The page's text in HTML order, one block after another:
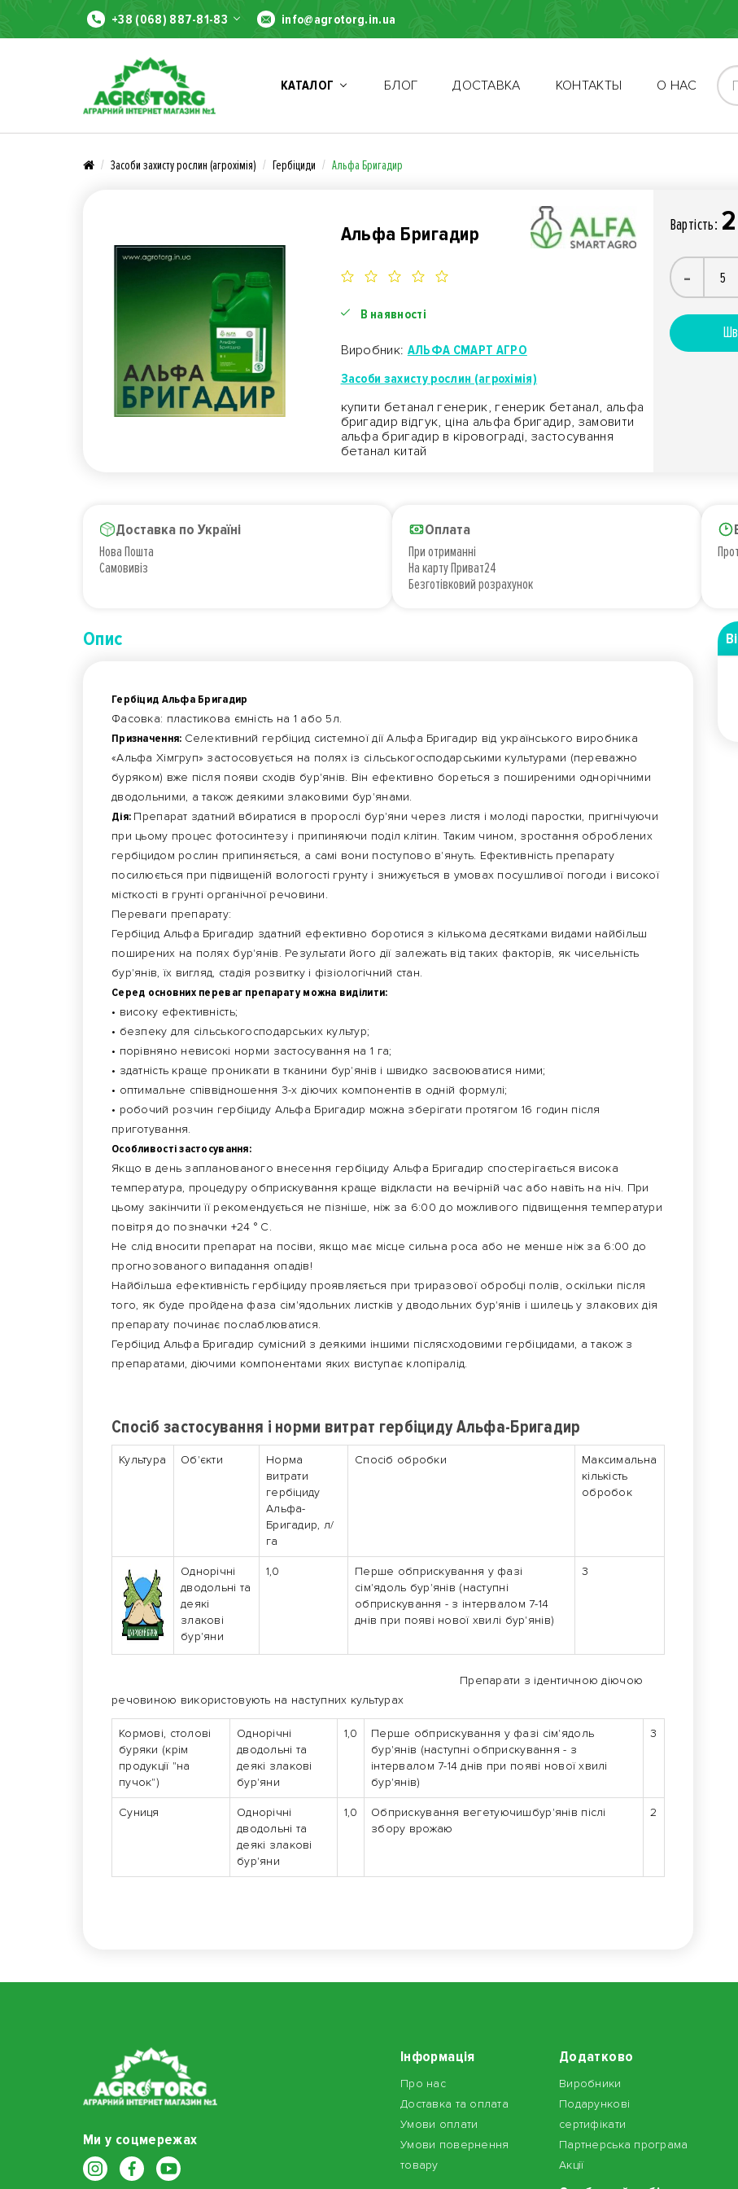
+38 (068) 887-81-83 info@agrotorg.in.ua
КАТАЛОГ БЛОГ ДОСТАВКА КОНТАКТЫ О НАС
Засоби захисту рослин (агрохімія) Гербіциди Альфа Бригадир
Альфа Бригадир
В наявності
Виробник: АЛЬФА СМАРТ АГРО
Засоби захисту рослин (агрохімія)
купити бетанал генерик, генерик бетанал, альфа
бригадир відгук, ціна альфа бригадир, замовити
альфа бригадир в кіровограді, застосування
бетанал китай
Вартiсть:
-
Доставка по Україні
Нова Пошта
Самовивіз
Оплата
При отриманні
На карту Приват24
Безготівковий розрахунок
Опис
Гербіцид Альфа Бригадир
Фасовка: пластикова ємність на 1 або 5л.
Призначення: Селективний гербіцид системної дії Альфа Бригадир від українського виробника
«Альфа Хімгруп» застосовується на полях із сільськогосподарськими культурами (переважно
буряком) вже після появи сходів бур'янів. Він ефективно бореться з поширеними однорічними
дводольними, а також деякими злаковими бур'янами.
Дія: Препарат здатний вбиратися в пророслі бур'яни через листя і молоді паростки, пригнічуючи
при цьому процес фотосинтезу і припиняючи поділ клітин. Таким чином, зростання оброблених
гербіцидом рослин припиняється, а самі вони поступово в'януть. Ефективність препарату
посилюється при підвищеній вологості грунту і знижується в умовах посушливої ​​погоди і високої
місткості в грунті органічної речовини.
Переваги препарату:
Гербіцид Альфа Бригадир здатний ефективно боротися з кількома десятками видами найбільш
поширених на полях бур'янів. Результати його дії залежать від таких факторів, як чисельність
бур'янів, їх вигляд, стадія розвитку і фізіологічний стан.
Серед основних переваг препарату можна виділити:
• високу ефективність;
• безпеку для сільськогосподарських культур;
• порівняно невисокі норми застосування на 1 га;
• здатність краще проникати в тканини бур'янів і швидко засвоюватися ними;
• оптимальне співвідношення 3-х діючих компонентів в одній формулі;
• робочий розчин гербіциду Альфа Бригадир можна зберігати протягом 16 годин після
приготування.
Особливості застосування:
Якщо в день запланованого внесення гербіциду Альфа Бригадир спостерігається висока
температура, процедуру обприскування краще відкласти на вечірній час або навіть на ніч. При
цьому закінчити її рекомендується не пізніше, ніж за 6:00 до можливого підвищення температури
повітря до позначки +24 ° C.
Не слід вносити препарат на посіви, якщо має місце сильна роса або не менше ніж за 6:00 до
прогнозованого випадання опадів!
Найбільша ефективність гербіциду проявляється при триразової обробці полів, оскільки після
того, як буде пройдена фаза сім'ядольних листків у дводольних бур'янів і шилець у злакових дія
препарату починає послаблюватися.
Гербіцид Альфа Бригадир сумісний з деякими іншими післясходовими гербіцидами, а також з
препаратами, діючими компонентами яких виступає клопіралід.
Спосіб застосування і норми витрат гербіциду Альфа-Бригадир
Культура Об'єкти
Норма
витрати
гербіциду
Альфа-
Бригадир, л/
га
Спосіб обробки
Максимальна
кількість
обробок
Однорічні
дводольні та
деякі
злакові
бур'яни
1,0
Перше обприскування у фазі
сім'ядоль бур'янів (наступні
обприскування - з інтервалом 7-14
днів при появі нової хвилі бур'янів)
3
Препарати з ідентичною діючою
речовиною використовують на наступних культурах
Кормові, столові
буряки (крім
продукції "на
пучок")
Однорічні
дводольні та
деякі злакові
бур'яни
1,0
Перше обприскування у фазі сім'ядоль
бур'янів (наступні обприскування - з
інтервалом 7-14 днів при появі нової хвилі
бур'янів)
3
Суниця
Однорічні
дводольні та
деякі злакові
бур'яни
1,0
Обприскування вегетуючишбур'янів післі
збору врожаю
2
Ми у соцмережах
Інформація
Про нас
Доставка та оплата
Умови оплати
Умови повернення
товару
Додатково
Виробники
Подарункові
сертифікати
Партнерська програма
Акції